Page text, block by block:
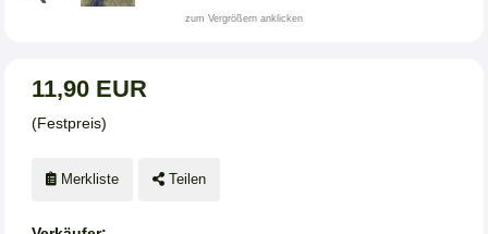
zum Vergrößern anklicken
11,90 EUR
(Festpreis)
Merkliste Teilen